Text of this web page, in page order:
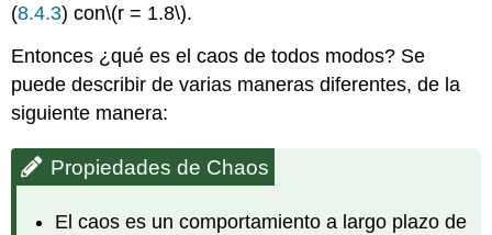
(8.4.3) con\(r = 1.8\).
Entonces ¿qué es el caos de todos modos? Se
puede describir de varias maneras diferentes, de la
siguiente manera:
Propiedades de Chaos
El caos es un comportamiento a largo plazo de